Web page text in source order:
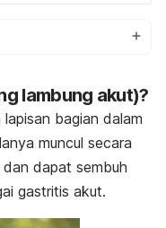
lambung akut)?
bagian dalam
muncul secara
dapat sembuh
gastritis akut.